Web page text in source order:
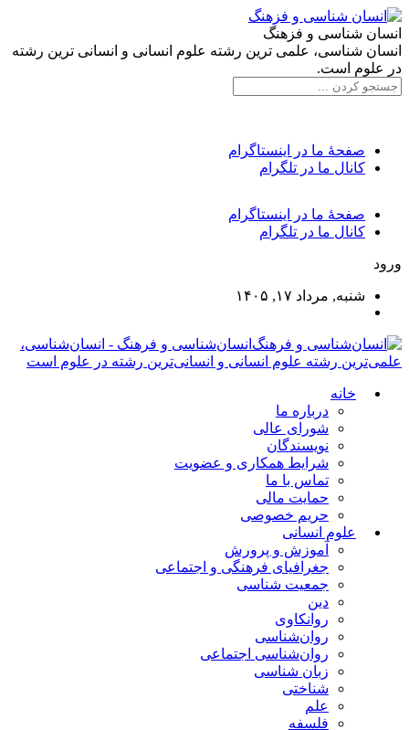
انسان شناسی و فزهنگ
انسان شناسی، علمی ترین رشته علوم انسانی و انسانی ترین رشته
در علوم است.
صفحۀ ما در اینستاگرام
کانال ما در تلگرام
صفحۀ ما در اینستاگرام
کانال ما در تلگرام
ورود
شنبه, مرداد ۱۷, ۱۴۰۵
انسان‌شناسی و فرهنگ - انسان‌شناسی،
علمی‌ترین رشته علوم انسانی و انسانی‌ترین رشته در علوم است
خانه
درباره ما
شورای عالی
نویسندگان
شرایط همکاری و عضویت
تماس با ما
حمایت مالی
حریم خصوصی
علوم انسانی
آموزش و پرورش
جغرافیای فرهنگی و اجتماعی
جمعیت شناسی
دین
روانکاوی
روان‌شناسی
روان‌شناسی اجتماعی
زبان شناسی
شناختی
علم
فلسفه